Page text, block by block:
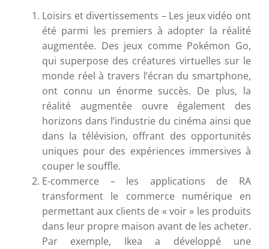
Loisirs et divertissements – Les jeux vidéo ont
été parmi les premiers à adopter la réalité
augmentée. Des jeux comme Pokémon Go,
qui superpose des créatures virtuelles sur le
monde réel à travers l’écran du smartphone,
ont connu un énorme succès. De plus, la
réalité augmentée ouvre également des
horizons dans l’industrie du cinéma ainsi que
dans la télévision, offrant des opportunités
uniques pour des expériences immersives à
couper le souffle.
E-commerce – les applications de RA
transforment le commerce numérique en
permettant aux clients de « voir » les produits
dans leur propre maison avant de les acheter.
Par exemple, Ikea a développé une